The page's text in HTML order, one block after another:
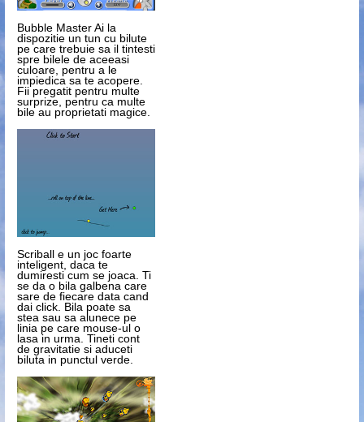
Bubble MasterAi la
dispozitie un tun cu bilute
pe care trebuie sa il tintesti
spre bilele de aceeasi
culoare, pentru a le
impiedica sa te acopere.
Fii pregatit pentru multe
surprize, pentru ca multe
bile au proprietati magice.
Scriball e un joc foarte
inteligent, daca te
dumiresti cum se joaca. Ti
se da o bila galbena care
sare de fiecare data cand
dai click. Bila poate sa
stea sau sa alunece pe
linia pe care mouse-ul o
lasa in urma. Tineti cont
de gravitatie si aduceti
biluta in punctul verde.